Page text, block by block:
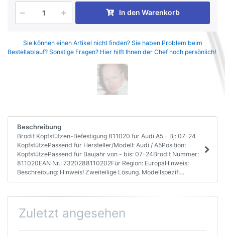
In den Warenkorb
Sie können einen Artikel nicht finden? Sie haben Problem beim
Bestellablauf? Sonstige Fragen? Hier hilft Ihnen der Chef noch persönlich!
Beschreibung
Brodit Kopfstützen-Befestigung 811020 für Audi A5 - Bj: 07-24
KopfstützePassend für Hersteller/Modell: Audi / A5Position:
KopfstützePassend für Baujahr von - bis: 07-24Brodit Nummer:
811020EAN Nr.: 7320288110202Für Region: EuropaHinweis:
Beschreibung: Hinweis! Zweiteilige Lösung. Modellspezifi...
Zuletzt angesehen